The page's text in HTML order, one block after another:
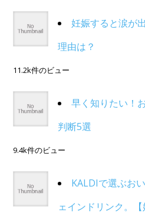
妊娠すると涙が
理由は？
11.2k件のビュー
早く知りたい！
判断5選
9.4k件のビュー
KALDIで選ぶお
ェインドリンク。